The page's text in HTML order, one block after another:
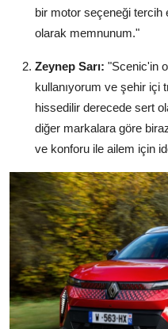
bir motor seçeneği tercih
olarak memnunum."
Zeynep Sarı: "Scenic'in
kullanıyorum ve şehir içi
hissedilir derecede sert
diğer markalara göre
ve konforu ile ailem için